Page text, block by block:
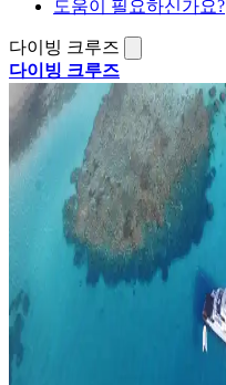
도움이 필요하신가요?
다이빙 크루즈
다이빙 크루즈